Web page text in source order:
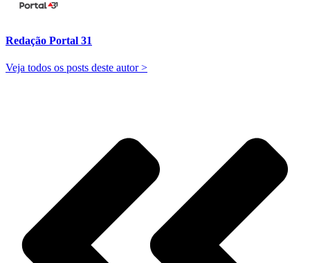
Redação Portal 31
Veja todos os posts deste autor >